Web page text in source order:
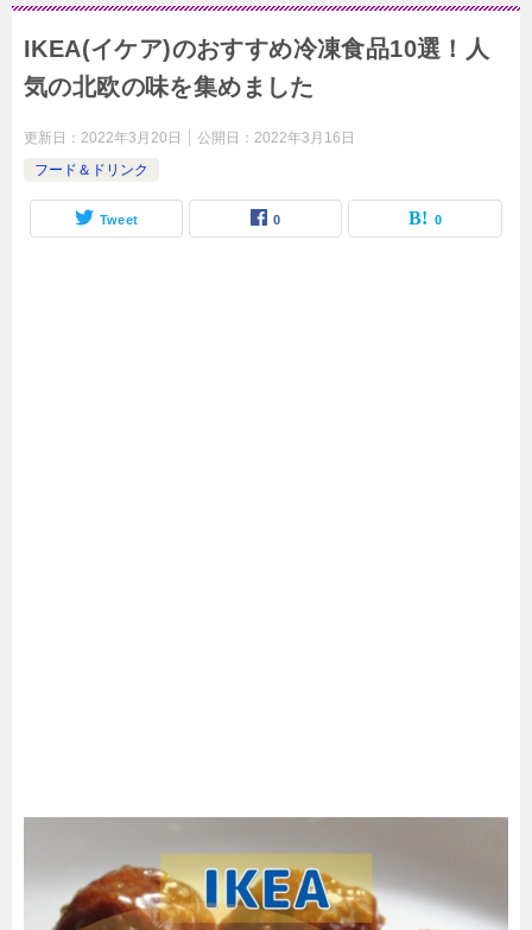
IKEA(イケア)のおすすめ冷凍食品10選！人
気の北欧の味を集めました
更新日： 2022年3月20日 公開日： 2022年3月16日
フード＆ドリンク
Tweet 0 0